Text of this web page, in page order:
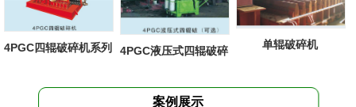
4PGC四辊破碎机系列
4PGC液压式四辊破碎
单辊破碎机
案例展示